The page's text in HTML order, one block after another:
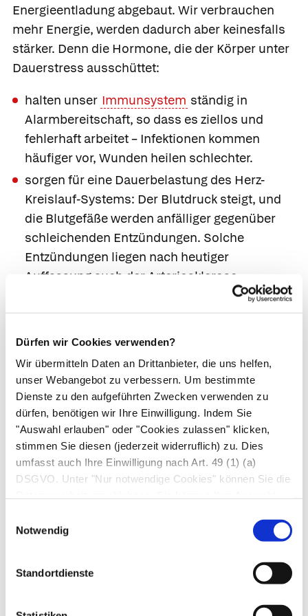
Dürfen wir Cookies verwenden?
Wir übermitteln Daten an Drittanbieter, die uns helfen,
unser Webangebot zu verbessern. Um bestimmte
Dienste zu den aufgeführten Zwecken verwenden zu
dürfen, benötigen wir Ihre Einwilligung. Indem Sie
"Auswahl erlauben" oder "Cookies zulassen" klicken,
stimmen Sie diesen (jederzeit widerruflich) zu. Dies
umfasst auch Ihre Einwilligung nach Art. 49 (1) (a)
DSGVO. Unter "Nur notwendige Cookies" können Sie die
Notwendig
Standortdienste
Energieentladung abgebaut. Wir verbrauchen
mehr Energie, werden dadurch aber keinesfalls
stärker. Denn die Hormone, die der Körper unter
Dauerstress ausschüttet:
halten unser Immunsystem ständig in
Alarmbereitschaft, so dass es ziellos und
fehlerhaft arbeitet – Infektionen kommen
häufiger vor, Wunden heilen schlechter.
sorgen für eine Dauerbelastung des Herz-
Kreislauf-Systems: Der Blutdruck steigt, und
die Blutgefäße werden anfälliger gegenüber
schleichenden Entzündungen. Solche
Entzündungen liegen nach heutiger
Auffassung auch der Arteriosklerose
) zugrunde. Verheerend
wirkt sich das durch Dauerstress erhöhte
eine der Hauptursachen desHerzinfarkts.
Aber auch andere Organe werden durch den
Dauerstress stärker belastet – vor allem
Magen-Darm-Probleme (vomReizdarmbis
zumMagengeschwür) kommen bei unter
Dauerstress stehenden Menschen häufiger
vor.
„angespannt“, reizbar und leichter aus der
Produktivität bei der Arbeit nehmen ab.